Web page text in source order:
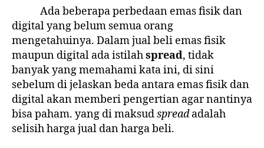
Ada beberapa perbedaan emas fisik dan
digital yang belum semua orang
mengetahuinya. Dalam jual beli emas fisik
maupun digital ada istilahspread, tidak
banyak yang memahami kata ini, di sini
sebelum di jelaskan beda antara emas fisik dan
digital akan memberi pengertian agar nantinya
bisa paham. yang di maksudspreadadalah
selisih harga jual dan harga beli.